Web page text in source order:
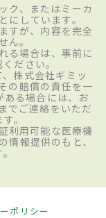
ク、またはミーカ
にしています。
すが、内容を完全
ん。
る場合は、事前に
ださい。
株式会社ギミッ
の賠償の責任を一
る場合には、お
でご連絡をいただ
。
利用可能な医療機
報提供のもと、
ポリシー